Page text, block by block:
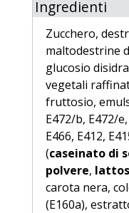
Ingredienti
Zucchero,
maltodestrine
glucosio
vegetali
fruttosio,
E472/b, E472/
E466, E412,
(caseinato di
polvere,
carota nera,
(E160a),